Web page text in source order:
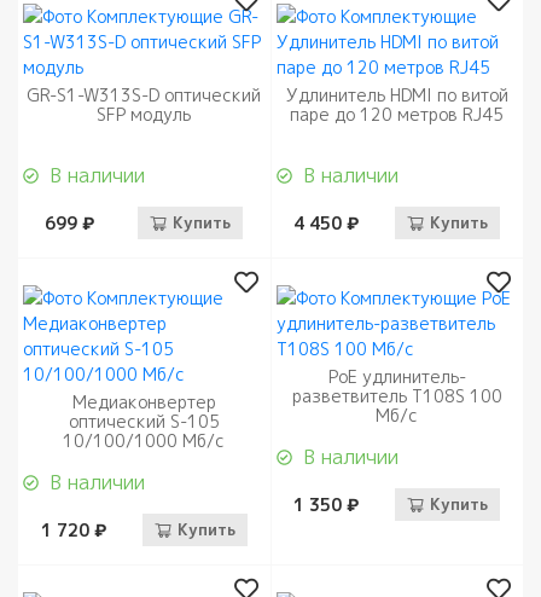
GR-S1-W313S-D оптический
SFP модуль
В наличии
699 ₽ Купить
Удлинитель HDMI по витой
паре до 120 метров RJ45
В наличии
4 450 ₽ Купить
Медиаконвертер
оптический S-105
10/100/1000 Мб/c
В наличии
1 720 ₽ Купить
PoE удлинитель-
разветвитель T108S 100
Мб/с
В наличии
1 350 ₽ Купить